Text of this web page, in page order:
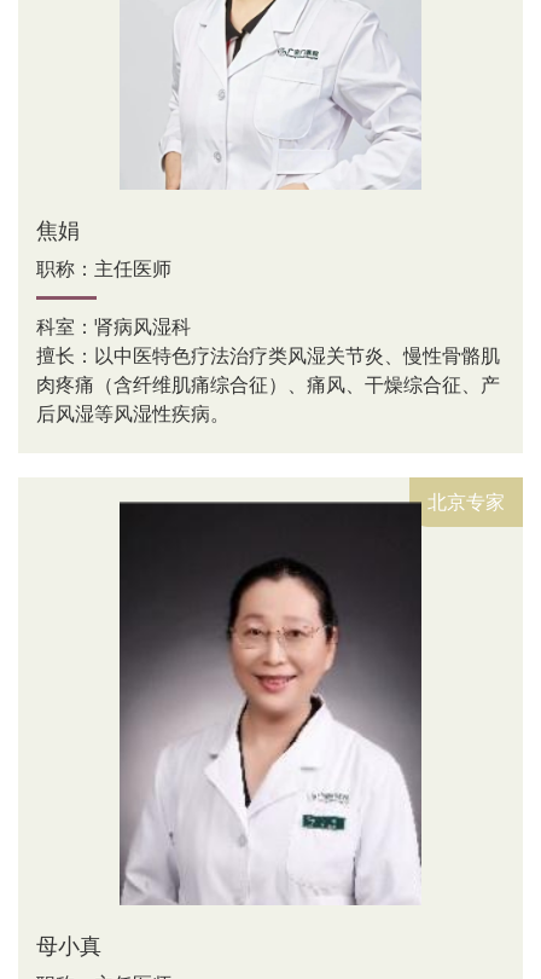
焦娟
职称：主任医师
科室：肾病风湿科
擅长：以中医特色疗法治疗类风湿关节炎、慢性骨骼肌
肉疼痛（含纤维肌痛综合征）、痛风、干燥综合征、产
后风湿等风湿性疾病。
北京专家
母小真